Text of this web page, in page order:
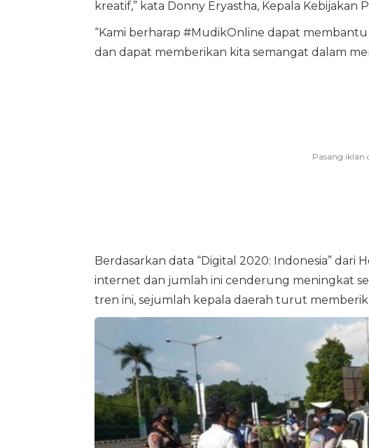
kreatif,” kata Donny Eryastha, Kepala Kebijakan
“Kami berharap #MudikOnline dapat
dan dapat memberikan kita semangat dalam
Berdasarkan data “Digital 2020: Indonesia”
internet dan jumlah ini cenderung meningkat
tren ini, sejumlah kepala daerah turut